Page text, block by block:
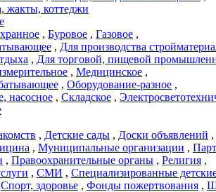
жакты, коттеджи
, Буровое , Газовое ,
, Для производства
, Для торговой, пищевой
, Медицинское ,
, Оборудование-разное ,
насосное , Складское ,
, Детские сады , Доски объявлений ,
, Муниципальные организации ,
, Правоохранительные органы , Религия ,
, СМИ , Специализированные
Спорт, здоровье , Фонды пожертвования ,